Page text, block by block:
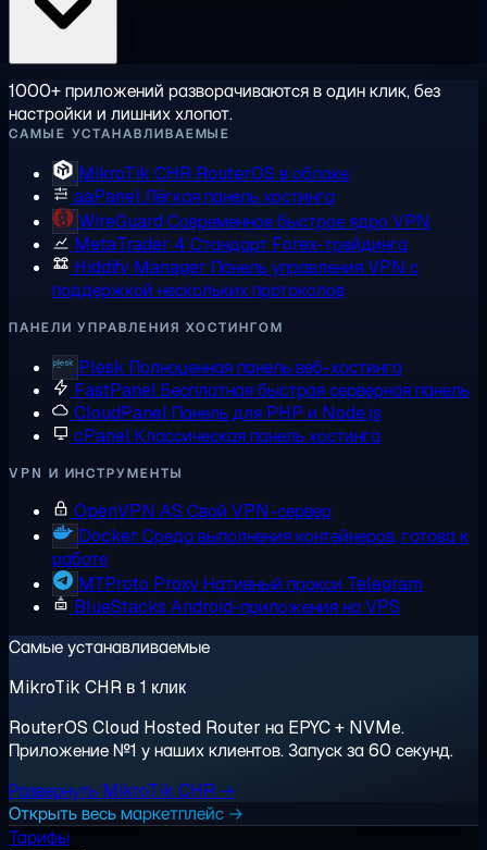
1000+ приложений разворачиваются в один клик, без
настройки и лишних хлопот.
САМЫЕ УСТАНАВЛИВАЕМЫЕ
MikroTik CHR RouterOS в облаке
aaPanelЛёгкая панель хостинга
WireGuard Современное быстрое ядро VPN
MetaTrader 4 Стандарт Forex-трейдинга
Hiddify Manager Панель управления VPN с
поддержкой нескольких протоколов
ПАНЕЛИ УПРАВЛЕНИЯ ХОСТИНГОМ
Plesk Полноценная панель веб-хостинга
FastPanelБесплатная быстрая серверная панель
CloudPanel Панель для PHP и Node.js
cPanelКлассическая панель хостинга
VPN И ИНСТРУМЕНТЫ
OpenVPN AS Свой VPN-сервер
Docker Среда выполнения контейнеров, готова к
работе
MTProto ProxyНативный прокси Telegram
BlueStacks Android-приложения на VPS
Самые устанавливаемые
MikroTik CHR в 1 клик
RouterOS Cloud Hosted Router на EPYC + NVMe.
Приложение №1 у наших клиентов. Запуск за 60 секунд.
Развернуть MikroTik CHR →
Открыть весь маркетплейс →
Тарифы